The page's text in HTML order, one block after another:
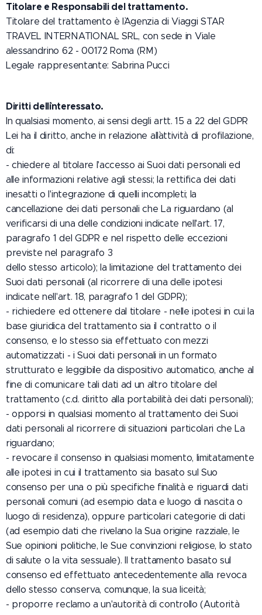
Titolare e Responsabili del trattamento.
Titolare del trattamento è l`Agenzia di Viaggi STAR
TRAVEL INTERNATIONAL SRL, con sede in Viale
alessandrino 62 - 00172 Roma (RM)
Legale rappresentante: Sabrina Pucci
Diritti dell`interessato.
In qualsiasi momento, ai sensi degli artt. 15 a 22 del GDPR
Lei ha il diritto, anche in relazione all`attività di profilazione,
di:
- chiedere al titolare l'accesso ai Suoi dati personali ed
alle informazioni relative agli stessi; la rettifica dei dati
inesatti o l'integrazione di quelli incompleti; la
cancellazione dei dati personali che La riguardano (al
verificarsi di una delle condizioni indicate nell'art. 17,
paragrafo 1 del GDPR e nel rispetto delle eccezioni
previste nel paragrafo 3
dello stesso articolo); la limitazione del trattamento dei
Suoi dati personali (al ricorrere di una delle ipotesi
indicate nell'art. 18, paragrafo 1 del GDPR);
- richiedere ed ottenere dal titolare - nelle ipotesi in cui la
base giuridica del trattamento sia il contratto o il
consenso, e lo stesso sia effettuato con mezzi
automatizzati - i Suoi dati personali in un formato
strutturato e leggibile da dispositivo automatico, anche al
fine di comunicare tali dati ad un altro titolare del
trattamento (c.d. diritto alla portabilità dei dati personali);
- opporsi in qualsiasi momento al trattamento dei Suoi
dati personali al ricorrere di situazioni particolari che La
riguardano;
- revocare il consenso in qualsiasi momento, limitatamente
alle ipotesi in cui il trattamento sia basato sul Suo
consenso per una o più specifiche finalità e riguardi dati
personali comuni (ad esempio data e luogo di nascita o
luogo di residenza), oppure particolari categorie di dati
(ad esempio dati che rivelano la Sua origine razziale, le
Sue opinioni politiche, le Sue convinzioni religiose, lo stato
di salute o la vita sessuale). Il trattamento basato sul
consenso ed effettuato antecedentemente alla revoca
dello stesso conserva, comunque, la sua liceità;
- proporre reclamo a un'autorità di controllo (Autorità